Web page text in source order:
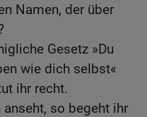
Namen, der über
Gesetz »Du
wie dich selbst«
ihr recht.
so begeht ihr